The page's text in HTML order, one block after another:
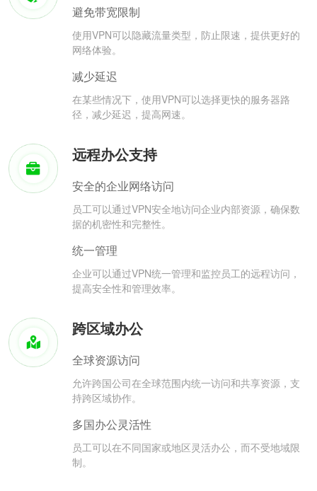
避免带宽限制
使用VPN可以隐藏流量类型，防止限速，提供更好的
网络体验。
减少延迟
在某些情况下，使用VPN可以选择更快的服务器路
径，减少延迟，提高网速。
远程办公支持
安全的企业网络访问
员工可以通过VPN安全地访问企业内部资源，确保数
据的机密性和完整性。
统一管理
企业可以通过VPN统一管理和监控员工的远程访问，
提高安全性和管理效率。
跨区域办公
全球资源访问
允许跨国公司在全球范围内统一访问和共享资源，支
持跨区域协作。
多国办公灵活性
员工可以在不同国家或地区灵活办公，而不受地域限
制。